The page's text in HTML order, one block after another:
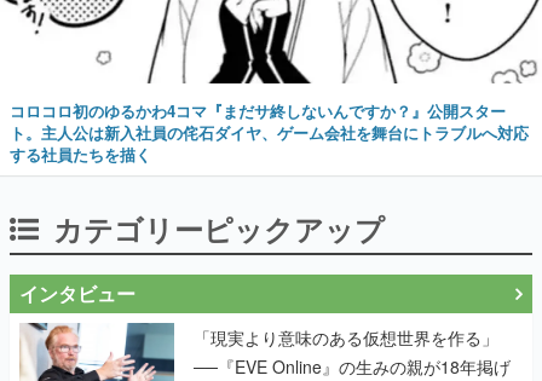
コロコロ初のゆるかわ4コマ『まだサ終しないんですか？』公開スター
ト。主人公は新入社員の侘石ダイヤ、ゲーム会社を舞台にトラブルへ対応
する社員たちを描く
カテゴリーピックアップ
インタビュー
「現実より意味のある仮想世界を作る」
──『EVE Online』の生みの親が18年掲げ